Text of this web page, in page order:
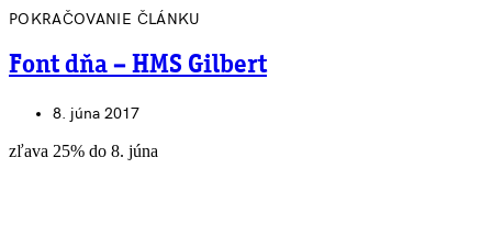
POKRAČOVANIE ČLÁNKU
Font dňa – HMS Gilbert
8. júna 2017
zľava 25% do 8. júna